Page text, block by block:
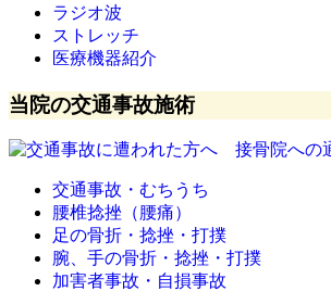
ラジオ波
ストレッチ
医療機器紹介
当院の交通事故施術
交通事故・むちうち
腰椎捻挫（腰痛）
足の骨折・捻挫・打撲
腕、手の骨折・捻挫・打撲
加害者事故・自損事故